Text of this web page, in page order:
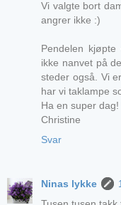
Vi valgte bort
angrer ikke :)
Pendelen
ikke nanvet på
steder også. Vi
har vi taklampe
Ha en super dag!
Christine
Svar
Ninas lykke